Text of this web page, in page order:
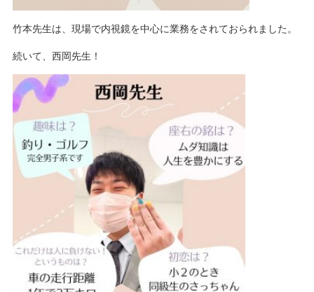
竹本先生は、現場で内視鏡を中心に業務をされておられました。
続いて、西岡先生！